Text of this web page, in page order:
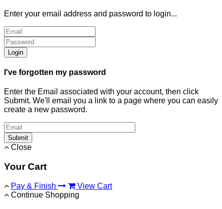
Enter your email address and password to login...
Login
I've forgotten my password
Enter the Email associated with your account, then click
Submit. We'll email you a link to a page where you can easily
create a new password.
Submit
Close
Your Cart
Pay & Finish
View Cart
Continue Shopping